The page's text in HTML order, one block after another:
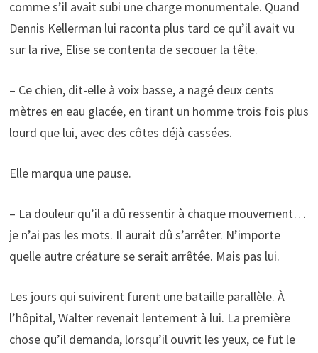
comme s’il avait subi une charge monumentale. Quand
Dennis Kellerman lui raconta plus tard ce qu’il avait vu
sur la rive, Elise se contenta de secouer la tête.
– Ce chien, dit-elle à voix basse, a nagé deux cents
mètres en eau glacée, en tirant un homme trois fois plus
lourd que lui, avec des côtes déjà cassées.
Elle marqua une pause.
– La douleur qu’il a dû ressentir à chaque mouvement…
je n’ai pas les mots. Il aurait dû s’arrêter. N’importe
quelle autre créature se serait arrêtée. Mais pas lui.
Les jours qui suivirent furent une bataille parallèle. À
l’hôpital, Walter revenait lentement à lui. La première
chose qu’il demanda, lorsqu’il ouvrit les yeux, ce fut le